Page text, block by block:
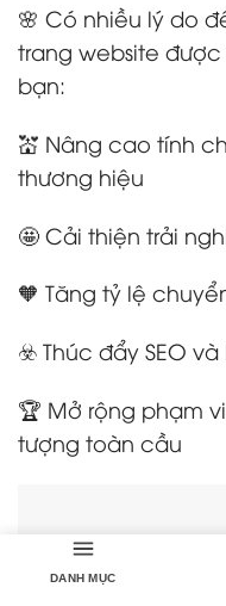
🌸 Có nhiều lý do
trang website
bạn:
💒 Nâng cao tính
thương hiệu
🤩 Cải thiện trải
🧡 Tăng tỷ lệ
☣️ Thúc đẩy SEO
🏆 Mở rộng phạm
tượng toàn cầu
DANH MỤC